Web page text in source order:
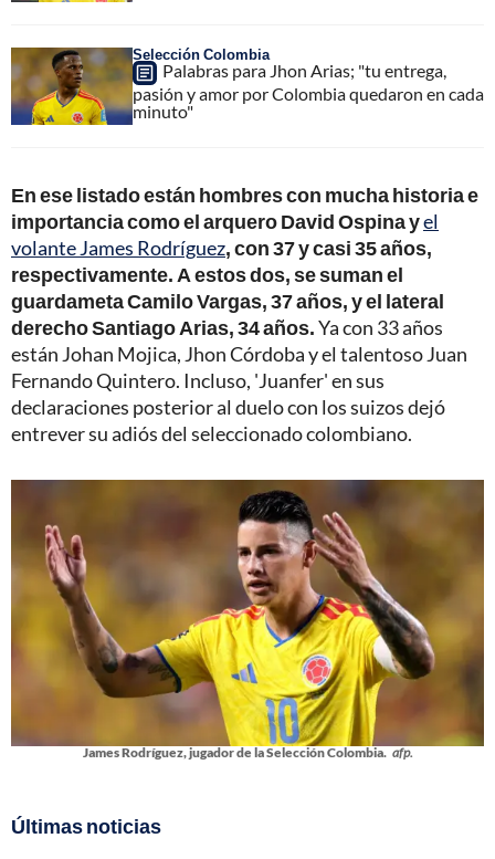
Selección Colombia
Palabras para Jhon Arias; "tu entrega,
pasión y amor por Colombia quedaron en cada
minuto"
En ese listado están hombres con mucha historia e
importancia como el arquero David Ospina yel
volante James Rodríguez, con 37 y casi 35 años,
respectivamente. A estos dos, se suman el
guardameta Camilo Vargas, 37 años, y el lateral
derecho Santiago Arias, 34 años.Ya con 33 años
están Johan Mojica, Jhon Córdoba y el talentoso Juan
Fernando Quintero. Incluso, 'Juanfer' en sus
declaraciones posterior al duelo con los suizos dejó
entrever su adiós del seleccionado colombiano.
James Rodríguez, jugador de la Selección Colombia. afp.
Últimas noticias